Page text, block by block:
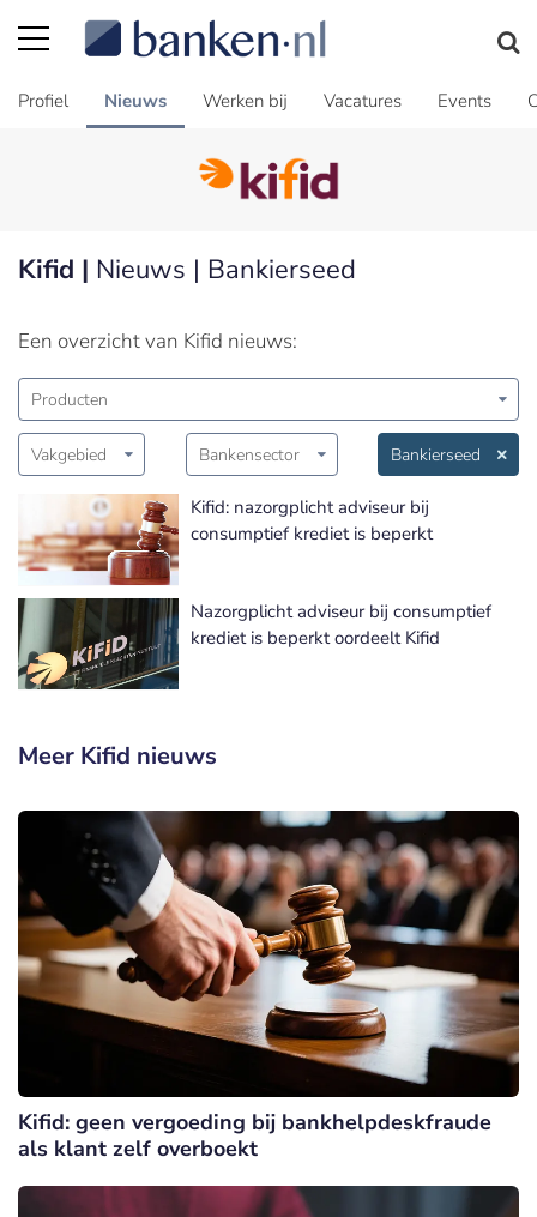
Profiel Nieuws Werken bij Vacatures Events
Kifid | Nieuws | Bankierseed
Een overzicht van Kifid nieuws:
Producten
Vakgebied Bankensector Bankierseed
Kifid: nazorgplicht adviseur bij
consumptief krediet is beperkt
Nazorgplicht adviseur bij consumptief
krediet is beperkt oordeelt Kifid
Meer Kifid nieuws
Kifid: geen vergoeding bij bankhelpdeskfraude
als klant zelf overboekt